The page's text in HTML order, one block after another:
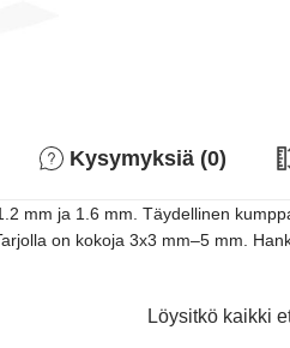
Kysymyksiä (0)
mm ja 1.6 mm. Täydellinen
on kokoja 3x3 mm–5 mm.
Löysitkö kaikki